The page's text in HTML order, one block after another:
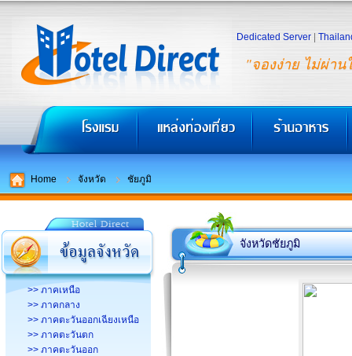
"จองง่าย ไม่ผ่าน
Dedicated Server
Home จังหวัด ชัยภูมิ
>> ภาคเหนือ
>> ภาคกลาง
>> ภาคตะวันออกเฉียงเหนือ
>> ภาคตะวันตก
>> ภาคตะวันออก
จังหวัดชัยภูมิ